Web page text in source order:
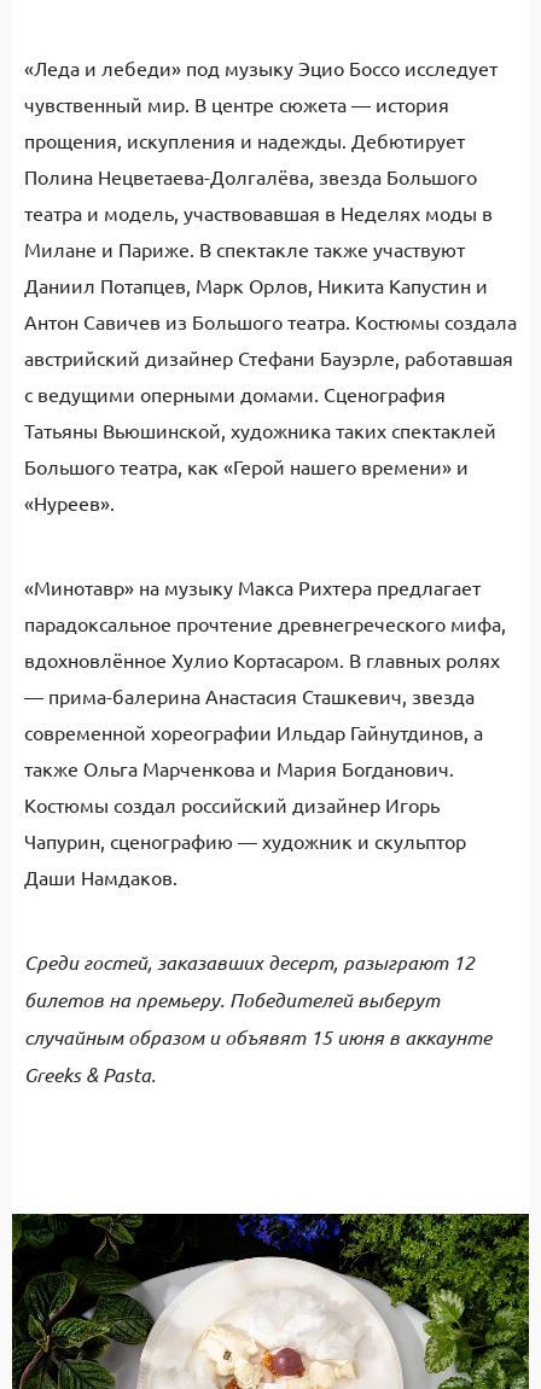
«Леда и лебеди» под музыку Эцио Боссо исследует
чувственный мир. В центре сюжета — история
прощения, искупления и надежды. Дебютирует
Полина Нецветаева-Долгалёва, звезда Большого
театра и модель, участвовавшая в Неделях моды в
Милане и Париже. В спектакле также участвуют
Даниил Потапцев, Марк Орлов, Никита Капустин и
Антон Савичев из Большого театра. Костюмы создала
австрийский дизайнер Стефани Бауэрле, работавшая
с ведущими оперными домами. Сценография
Татьяны Вьюшинской, художника таких спектаклей
Большого театра, как «Герой нашего времени» и
«Нуреев».
«Минотавр» на музыку Макса Рихтера предлагает
парадоксальное прочтение древнегреческого мифа,
вдохновлённое Хулио Кортасаром. В главных ролях
— прима-балерина Анастасия Сташкевич, звезда
современной хореографии Ильдар Гайнутдинов, а
также Ольга Марченкова и Мария Богданович.
Костюмы создал российский дизайнер Игорь
Чапурин, сценографию — художник и скульптор
Даши Намдаков.
Среди гостей, заказавших десерт, разыграют 12
билетов на премьеру. Победителей выберут
случайным образом и объявят 15 июня в аккаунте
Greeks & Pasta.